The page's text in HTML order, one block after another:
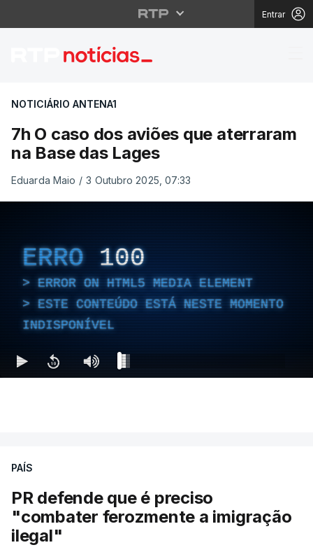
Entrar
7h O caso dos aviões
NOTICIÁRIO ANTENA1
7h O caso dos aviões que aterraram
na Base das Lages
Eduarda Maio / 3 Outubro 2025, 07:33
ERRO 100
ERROR ON HTML5 MEDIA ELEMENT
ESTE CONTEÚDO ESTÁ NESTE MOMENTO
INDISPONÍVEL
PAÍS
PR defende que é preciso
"combater ferozmente a imigração
ilegal"